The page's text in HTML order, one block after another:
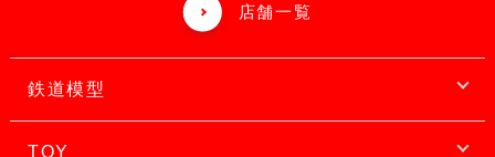
店舗一覧
鉄道模型
TOY